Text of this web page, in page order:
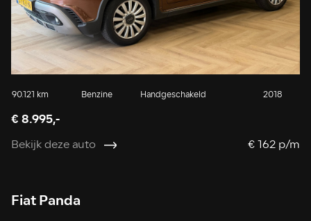
90.121 km Benzine Handgeschakeld 2018
€ 8.995,-
Bekijk deze auto € 162 p/m
Fiat Panda